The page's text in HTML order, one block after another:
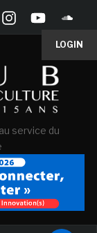
LOGIN
service du